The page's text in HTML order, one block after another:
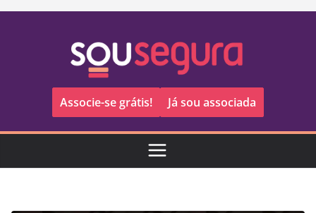
Pular
Associe-se grátis! Já sou associada